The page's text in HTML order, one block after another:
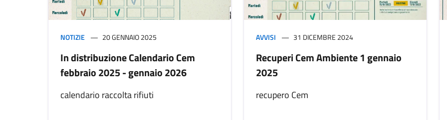
NOTIZIE 20 GENNAIO 2025
In distribuzione Calendario Cem
febbraio 2025 - gennaio 2026
calendario raccolta rifiuti
AVVISI 31 DICEMBRE 2024
Recuperi Cem Ambiente 1 gennaio
2025
recupero Cem